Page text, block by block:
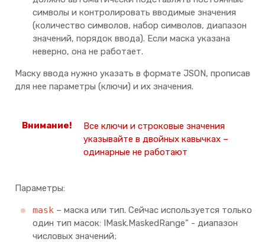
символы и контролировать вводимые значения
(количество символов, набор символов, диапазон
значений, порядок ввода). Если маска указана
неверно, она не работает.
Маску ввода нужно указать в формате JSON, прописав
для нее параметры (ключи) и их значения.
Все ключи и строковые значения
указывайте в двойных кавычках –
одинарные не работают
Параметры:
mask – маска или тип. Сейчас используется только
один тип масок: IMask.MaskedRange" - диапазон
числовых значений;